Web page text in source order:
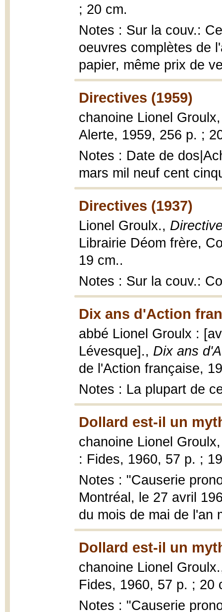
; 20 cm.
Notes : Sur la couv.:
oeuvres complètes de
papier, même prix de
Directives (1959)
chanoine Lionel
Alerte, 1959, 256 p. ;
Notes : Date de
mars mil neuf cent
Directives (1937)
Lionel Groulx.,
Librairie Déom frère,
19 cm..
Notes : Sur la couv.:
Dix ans d'Action
abbé Lionel Groulx :
Lévesque]., Dix ans
de l'Action française,
Notes : La plupart de
Dollard est-il un
chanoine Lionel
: Fides, 1960, 57 p. ;
Notes : "Causerie
Montréal, le 27 avril
du mois de mai de l'an
Dollard est-il un
chanoine Lionel
Fides, 1960, 57 p. ; 20
Notes : "Causerie